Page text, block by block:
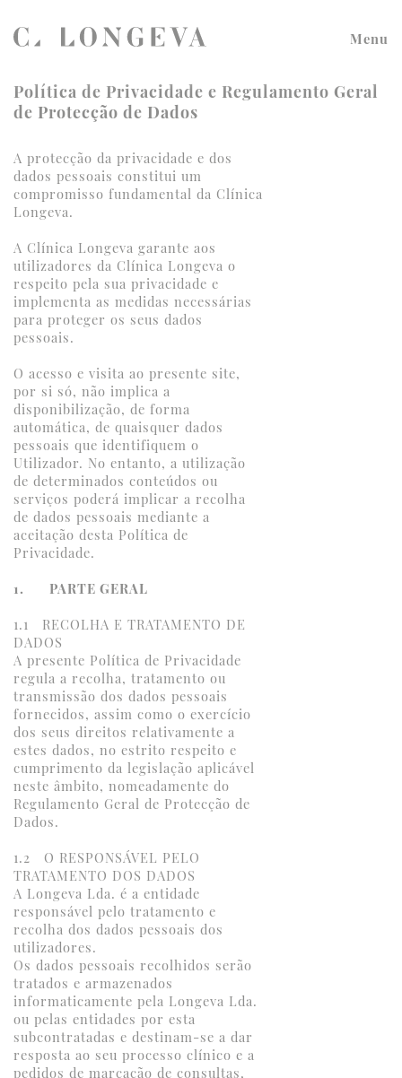
Menu
Sobre Nós
Marcações
Corpo Clínico
Exames e Tratamentos
Informação Clínica
Parcerias & Certificação de
Qualidade
Acordos & Convenções
Notícias
Contactos
Política de Privacidade
( pt / en )
Política de Privacidade e Regulamento Geral
de Protecção de Dados
A protecção da privacidade e dos
dados pessoais constitui um
compromisso fundamental da Clínica
Longeva.
A Clínica Longeva garante aos
utilizadores da Clínica Longeva o
respeito pela sua privacidade e
implementa as medidas necessárias
para proteger os seus dados
pessoais.
O acesso e visita ao presente site,
por si só, não implica a
disponibilização, de forma
automática, de quaisquer dados
pessoais que identifiquem o
Utilizador. No entanto, a utilização
de determinados conteúdos ou
serviços poderá implicar a recolha
de dados pessoais mediante a
aceitação desta Política de
Privacidade.
1. PARTE GERAL
1.1 RECOLHA E TRATAMENTO DE
DADOS
A presente Política de Privacidade
regula a recolha, tratamento ou
transmissão dos dados pessoais
fornecidos, assim como o exercício
dos seus direitos relativamente a
estes dados, no estrito respeito e
cumprimento da legislação aplicável
neste âmbito, nomeadamente do
Regulamento Geral de Protecção de
Dados.
1.2 O RESPONSÁVEL PELO
TRATAMENTO DOS DADOS
A Longeva Lda. é a entidade
responsável pelo tratamento e
recolha dos dados pessoais dos
utilizadores.
Os dados pessoais recolhidos serão
tratados e armazenados
informaticamente pela Longeva Lda.
ou pelas entidades por esta
subcontratadas e destinam-se a dar
resposta ao seu processo clínico e a
pedidos de marcação de consultas,